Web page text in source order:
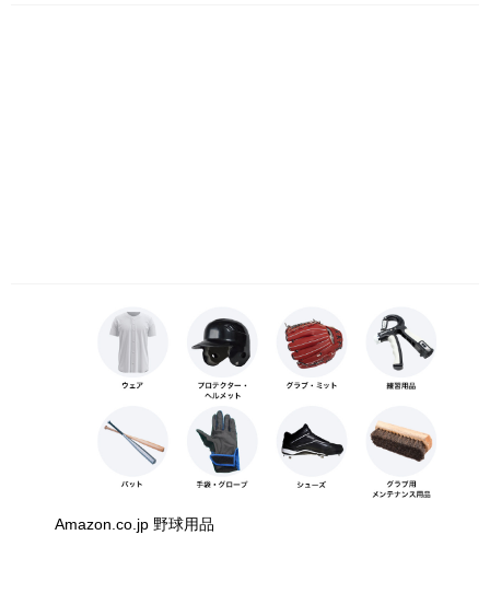
Amazon.co.jp 野球用品